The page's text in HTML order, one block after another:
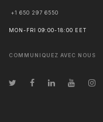
+1 650 297 6550
MON-FRI 09:00-18:00 EET
COMMUNIQUEZ AVEC NOUS